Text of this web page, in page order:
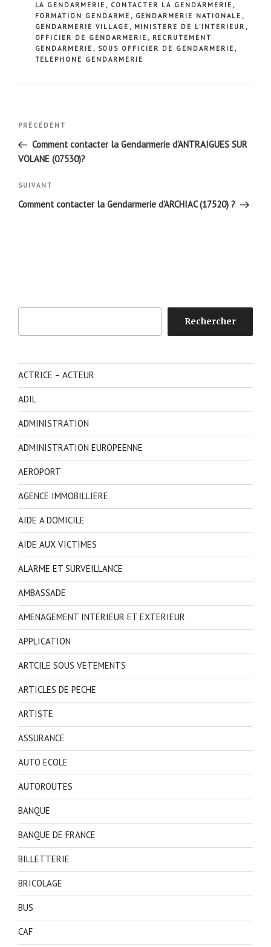
LA GENDARMERIE , CONTACTER LA GENDARMERIE ,
FORMATION GENDARME , GENDARMERIE NATIONALE ,
GENDARMERIE VILLAGE , MINISTERE DE L'INTERIEUR ,
OFFICIER DE GENDARMERIE , RECRUTEMENT
GENDARMERIE , SOUS OFFICIER DE GENDARMERIE ,
TELEPHONE GENDARMERIE
Navigation
l’article
Article
précédent
PRÉCÉDENT
Comment contacter la Gendarmerie d’ANTRAIGUES SUR
VOLANE (07530)?
Article
suivant
SUIVANT
Comment contacter la Gendarmerie d’ARCHIAC (17520) ?
Rechercher
ACTRICE – ACTEUR
ADIL
ADMINISTRATION
ADMINISTRATION EUROPEENNE
AEROPORT
AGENCE IMMOBILLIERE
AIDE A DOMICILE
AIDE AUX VICTIMES
ALARME ET SURVEILLANCE
AMBASSADE
AMENAGEMENT INTERIEUR ET EXTERIEUR
APPLICATION
ARTCILE SOUS VETEMENTS
ARTICLES DE PECHE
ARTISTE
ASSURANCE
AUTO ECOLE
AUTOROUTES
BANQUE
BANQUE DE FRANCE
BILLETTERIE
BRICOLAGE
BUS
CAF